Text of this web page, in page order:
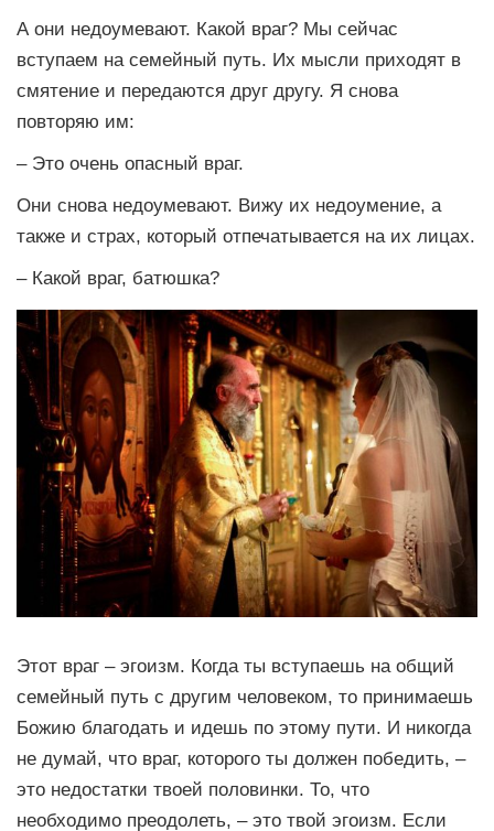
А они недоумевают. Какой враг? Мы сейчас
вступаем на семейный путь. Их мысли приходят в
смятение и передаются друг другу. Я снова
повторяю им:
– Это очень опасный враг.
Они снова недоумевают. Вижу их недоумение, а
также и страх, который отпечатывается на их лицах.
– Какой враг, батюшка?
Этот враг – эгоизм. Когда ты вступаешь на общий
семейный путь с другим человеком, то принимаешь
Божию благодать и идешь по этому пути. И никогда
не думай, что враг, которого ты должен победить, –
это недостатки твоей половинки. То, что
необходимо преодолеть, – это твой эгоизм. Если